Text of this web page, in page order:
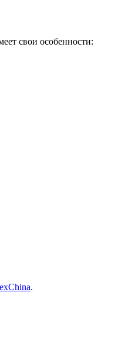
свои особенности:
.